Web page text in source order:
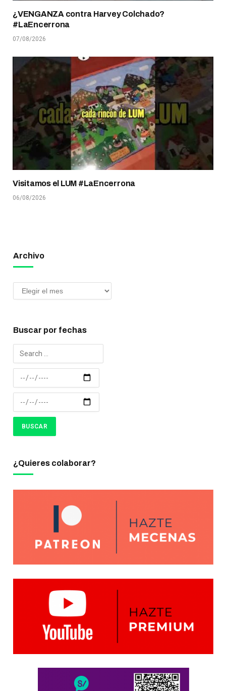
¿VENGANZA contra Harvey Colchado?
#LaEncerrona
07/08/2026
Visitamos el LUM #LaEncerrona
06/08/2026
Archivo
Buscar por fechas
¿Quieres colaborar?